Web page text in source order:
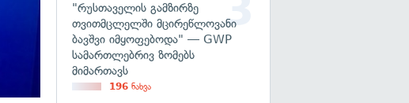
"რუსთაველის გამზირზე
თვითმცლელში მცირეწლოვანი
ბავშვი იმყოფებოდა" — GWP
სამართლებრივ ზომებს
მიმართავს
196 ნახვა